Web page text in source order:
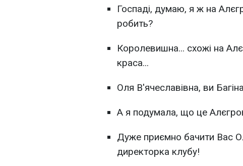
Госпаді, думаю, я ж на
робить?
Королевишна... схожі на
краса...
Оля В'ячеславівна, ви
А я подумала, що це
Дуже приємно бачити Вас
директорка клубу!